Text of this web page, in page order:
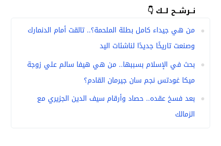
نــرشــح لــك 👇
من هي جيداء كامل بطلة الملحمة؟.. تالقت أمام الدنمارك
وصنعت تاريخًا جديدًا لناشئات اليد
بحث في الإسلام بسببها.. من هي هيفا سالم علي زوجة
ميكا غودتس نجم سان جيرمان القادم؟
بعد فسخ عقده.. حصاد وأرقام سيف الدين الجزيري مع
الزمالك